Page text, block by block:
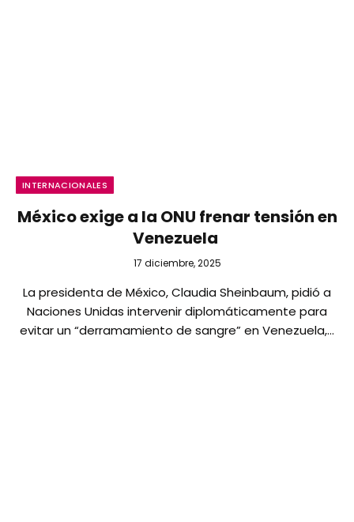
INTERNACIONALES
México exige a la ONU frenar tensión en
Venezuela
17 diciembre, 2025
La presidenta de México, Claudia Sheinbaum, pidió a
Naciones Unidas intervenir diplomáticamente para
evitar un “derramamiento de sangre” en Venezuela,…